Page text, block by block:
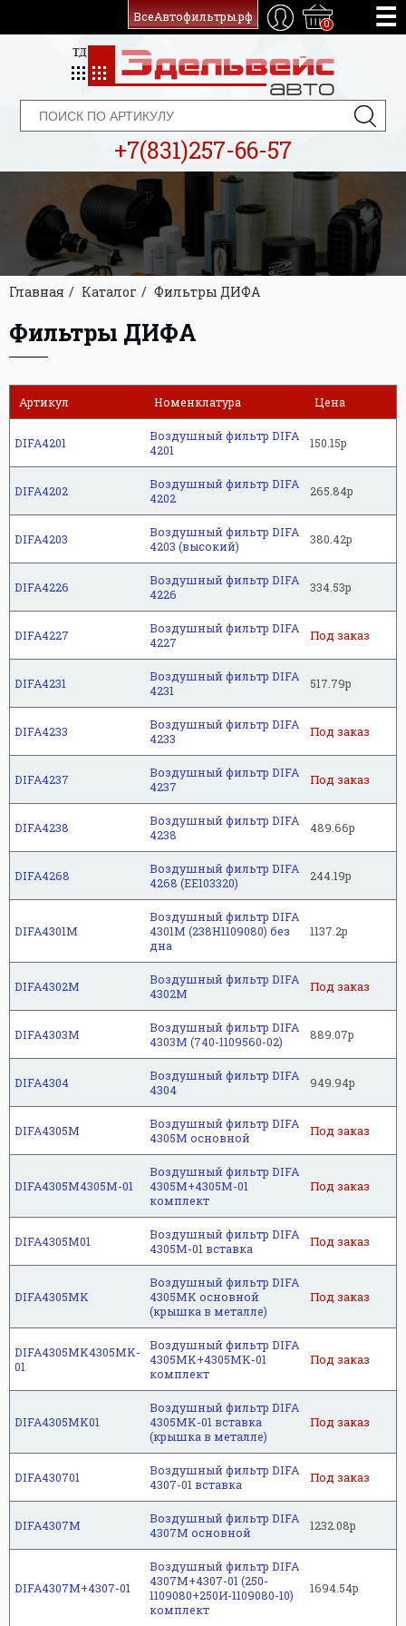
ВсеАвтофильтры.рф
0
+7(831)257-66-57
Главная Каталог Фильтры ДИФА
Фильтры ДИФА
Артикул Номенклатура Цена
DIFA4201
Воздушный фильтр DIFA
4201
150.15р
DIFA4202
Воздушный фильтр DIFA
4202
265.84р
DIFA4203
Воздушный фильтр DIFA
4203 (высокий)
380.42р
DIFA4226
Воздушный фильтр DIFA
4226
334.53р
DIFA4227
Воздушный фильтр DIFA
4227
Под заказ
DIFA4231
Воздушный фильтр DIFA
4231
517.79р
DIFA4233
Воздушный фильтр DIFA
4233
Под заказ
DIFA4237
Воздушный фильтр DIFA
4237
Под заказ
DIFA4238
Воздушный фильтр DIFA
4238
489.66р
DIFA4268
Воздушный фильтр DIFA
4268 (EE103320)
244.19р
DIFA4301M
Воздушный фильтр DIFA
4301M (238H1109080) без
дна
1137.2р
DIFA4302M
Воздушный фильтр DIFA
4302M
Под заказ
DIFA4303M
Воздушный фильтр DIFA
4303M (740-1109560-02)
889.07р
DIFA4304
Воздушный фильтр DIFA
4304
949.94р
DIFA4305M
Воздушный фильтр DIFA
4305M основной
Под заказ
DIFA4305M4305М-01
Воздушный фильтр DIFA
4305M+4305М-01
комплект
Под заказ
DIFA4305M01
Воздушный фильтр DIFA
4305M-01 вставка
Под заказ
DIFA4305MK
Воздушный фильтр DIFA
4305MK основной
(крышка в металле)
Под заказ
DIFA4305MK4305MK-
01
Воздушный фильтр DIFA
4305MK+4305MK-01
комплект
Под заказ
DIFA4305MK01
Воздушный фильтр DIFA
4305MK-01 вставка
(крышка в металле)
Под заказ
DIFA430701
Воздушный фильтр DIFA
4307-01 вставка
Под заказ
DIFA4307M
Воздушный фильтр DIFA
4307M основной
1232.08р
DIFA4307M+4307-01
Воздушный фильтр DIFA
4307M+4307-01 (250-
1109080+250И-1109080-10)
комплект
1694.54р